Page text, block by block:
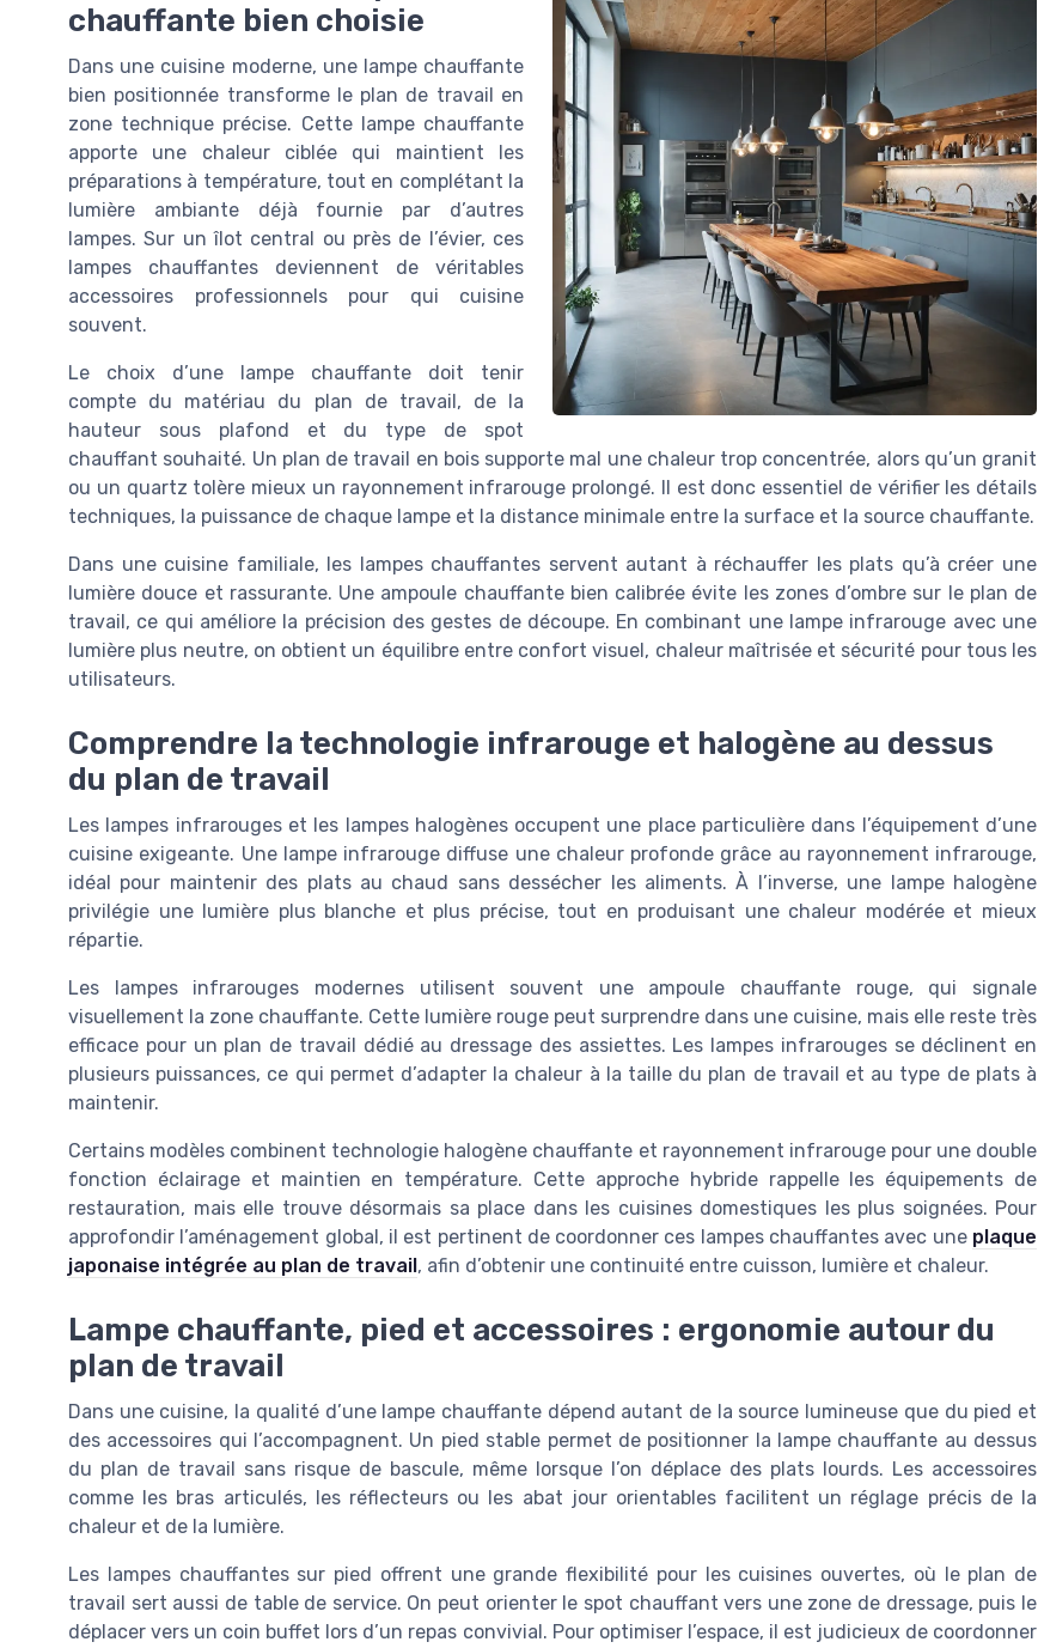
chauffante bien choisie
Dans une cuisine moderne, une lampe chauffante
bien positionnée transforme le plan de travail en
zone technique précise. Cette lampe chauffante
apporte une chaleur ciblée qui maintient les
préparations à température, tout en complétant la
lumière ambiante déjà fournie par d’autres
lampes. Sur un îlot central ou près de l’évier, ces
lampes chauffantes deviennent de véritables
accessoires professionnels pour qui cuisine
souvent.
Le choix d’une lampe chauffante doit tenir
compte du matériau du plan de travail, de la
hauteur sous plafond et du type de spot
chauffant souhaité. Un plan de travail en bois supporte mal une chaleur trop concentrée, alors qu’un granit
ou un quartz tolère mieux un rayonnement infrarouge prolongé. Il est donc essentiel de vérifier les détails
techniques, la puissance de chaque lampe et la distance minimale entre la surface et la source chauffante.
Dans une cuisine familiale, les lampes chauffantes servent autant à réchauffer les plats qu’à créer une
lumière douce et rassurante. Une ampoule chauffante bien calibrée évite les zones d’ombre sur le plan de
travail, ce qui améliore la précision des gestes de découpe. En combinant une lampe infrarouge avec une
lumière plus neutre, on obtient un équilibre entre confort visuel, chaleur maîtrisée et sécurité pour tous les
utilisateurs.
Comprendre la technologie infrarouge et halogène au dessus
du plan de travail
Les lampes infrarouges et les lampes halogènes occupent une place particulière dans l’équipement d’une
cuisine exigeante. Une lampe infrarouge diffuse une chaleur profonde grâce au rayonnement infrarouge,
idéal pour maintenir des plats au chaud sans dessécher les aliments. À l’inverse, une lampe halogène
privilégie une lumière plus blanche et plus précise, tout en produisant une chaleur modérée et mieux
répartie.
Les lampes infrarouges modernes utilisent souvent une ampoule chauffante rouge, qui signale
visuellement la zone chauffante. Cette lumière rouge peut surprendre dans une cuisine, mais elle reste très
efficace pour un plan de travail dédié au dressage des assiettes. Les lampes infrarouges se déclinent en
plusieurs puissances, ce qui permet d’adapter la chaleur à la taille du plan de travail et au type de plats à
maintenir.
Certains modèles combinent technologie halogène chauffante et rayonnement infrarouge pour une double
fonction éclairage et maintien en température. Cette approche hybride rappelle les équipements de
restauration, mais elle trouve désormais sa place dans les cuisines domestiques les plus soignées. Pour
approfondir l’aménagement global, il est pertinent de coordonner ces lampes chauffantes avec une plaque
japonaise intégrée au plan de travail , afin d’obtenir une continuité entre cuisson, lumière et chaleur.
Lampe chauffante, pied et accessoires : ergonomie autour du
plan de travail
Dans une cuisine, la qualité d’une lampe chauffante dépend autant de la source lumineuse que du pied et
des accessoires qui l’accompagnent. Un pied stable permet de positionner la lampe chauffante au dessus
du plan de travail sans risque de bascule, même lorsque l’on déplace des plats lourds. Les accessoires
comme les bras articulés, les réflecteurs ou les abat jour orientables facilitent un réglage précis de la
chaleur et de la lumière.
Les lampes chauffantes sur pied offrent une grande flexibilité pour les cuisines ouvertes, où le plan de
travail sert aussi de table de service. On peut orienter le spot chauffant vers une zone de dressage, puis le
déplacer vers un coin buffet lors d’un repas convivial. Pour optimiser l’espace, il est judicieux de coordonner